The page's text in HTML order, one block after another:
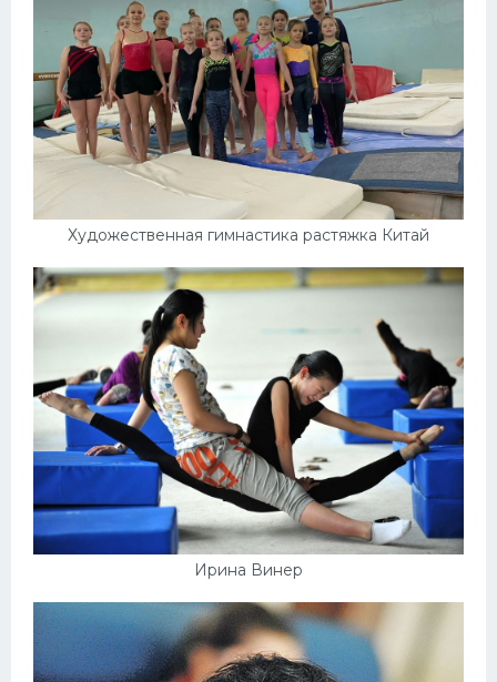
Художественная гимнастика растяжка Китай
Ирина Винер